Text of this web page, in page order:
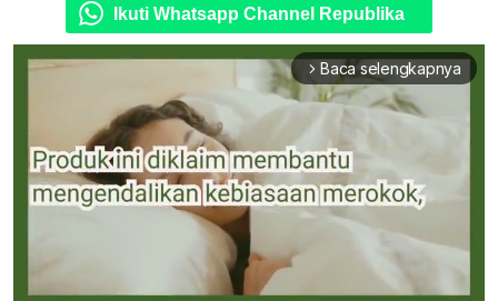
Ikuti Whatsapp Channel Republika
arrow_forward_ios Baca selengkapnya